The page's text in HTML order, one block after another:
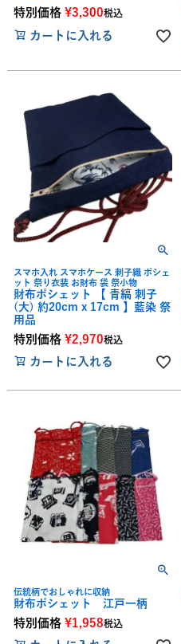
特別価格 ¥3,300税込
カートに入れる
スマホ入れ スマホケース 刺子織 ポシェ
ット 祭り衣装 お財布 袋 祭小物
財布ポシェット 【 青縞 刺子
(大) 約20cm x 17cm 】藍染 祭
用品
特別価格 ¥2,970税込
カートに入れる
伝統柄でおしゃれに収納
財布ポシェット 江戸一柄
特別価格 ¥1,958税込